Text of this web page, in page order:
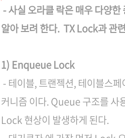
- 사실 오라클 락은 매우 다양
알아 보려 한다. TX Lock과 관
1) Enqueue Lock
- 테이블, 트랜젝션, 테이블스
커니즘 이다. Queue 구조를 사
Lock 현상이 발생하게 된다.